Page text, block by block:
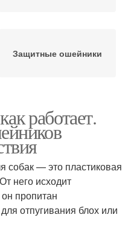
Защитные ошейники
работает.
собак — это пластиковая
него исходит
пропитан
отпугивания блох или